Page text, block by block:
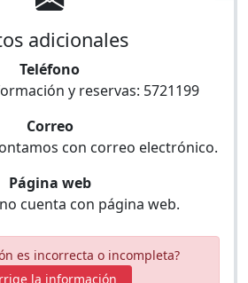
adicionales
Teléfono
y reservas: 5721199
Correo
con correo electrónico.
Página web
cuenta con página web.
es incorrecta o incompleta?
la información